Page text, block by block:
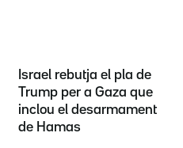
Israel rebutja el pla de
Trump per a Gaza que
inclou el desarmament
de Hamas